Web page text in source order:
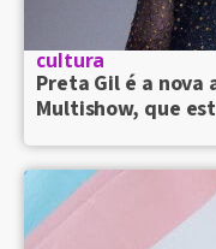
cultura
Preta Gil é a
Multishow, que